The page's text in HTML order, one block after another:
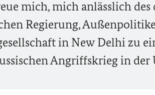
mich, mich anlässlich
Regierung,
in New Delhi zu
Angriffskrieg in der